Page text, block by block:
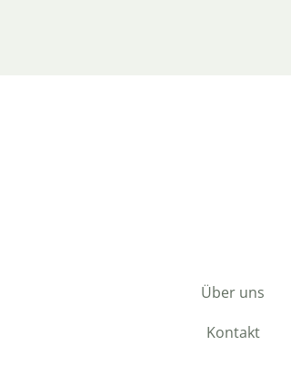
Über uns
Kontakt